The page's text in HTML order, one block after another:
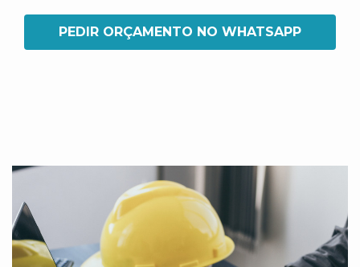
PEDIR ORÇAMENTO NO WHATSAPP